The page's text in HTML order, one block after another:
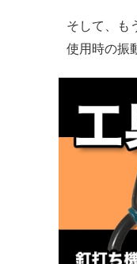
そして、も
使用時の振